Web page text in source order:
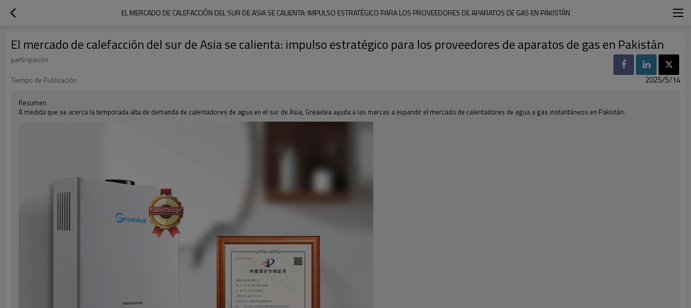
EL MERCADO DE CALEFACCIÓN DEL SUR DE ASIA SE CALIENTA: IMPULSO ESTRATÉGICO PARA LOS PROVEEDORES DE APARATOS DE GAS EN PAKISTÁN
El mercado de calefacción del sur de Asia se calienta: impulso estratégico para los proveedores de aparatos de gas en Pakistán
participación
Tiempo de Publicación
2025/5/14
Resumen
A medida que se acerca la temporada alta de demanda de calentadores de agua en el sur de Asia, Greaidea ayuda a las marcas a expandir el mercado de calentadores de agua a gas instantáneos en Pakistán.